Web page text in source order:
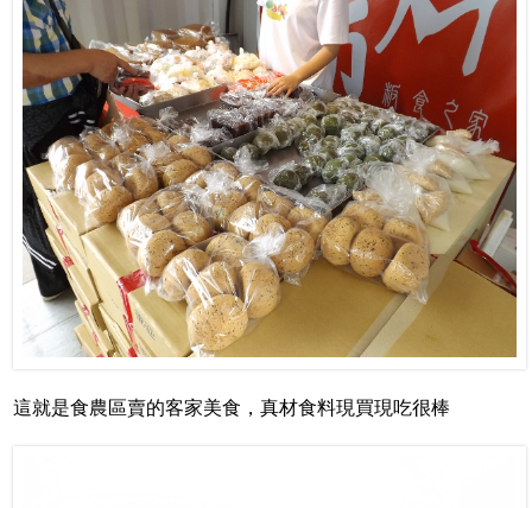
這就是食農區賣的客家美食，真材食料現買現吃很棒